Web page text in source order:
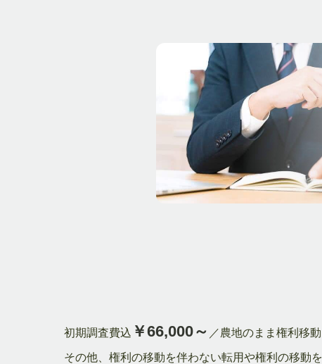
初期調査費込 ￥66,000～ ／農地のまま権利移
その他、権利の移動を伴わない転用や権利の移動